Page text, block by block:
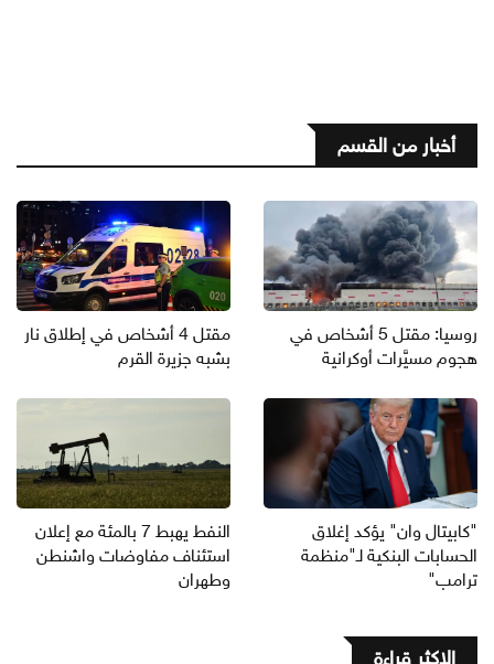
أخبار من القسم
روسيا: مقتل 5 أشخاص في
هجوم مسيَّرات أوكرانية
مقتل 4 أشخاص في إطلاق نار
بشبه جزيرة القرم
"كابيتال وان" يؤكد إغلاق
الحسابات البنكية لـ"منظمة
ترامب"
النفط يهبط 7 بالمئة مع إعلان
استئناف مفاوضات واشنطن
وطهران
الاكثر قراءة